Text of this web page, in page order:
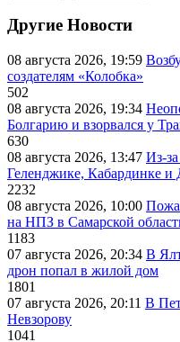
Другие Новости
08 августа 2026, 19:59
создателям «Колобка»
502
08 августа 2026, 19:34
Болгарию и взорвался у
630
08 августа 2026, 13:47 Из-
Геленджике, Кабардинке и
2232
08 августа 2026, 10:00
на НПЗ в Самарской
1183
07 августа 2026, 20:34 В
дрон попал в жилой дом
1801
07 августа 2026, 20:11 В
Невзорову
1041